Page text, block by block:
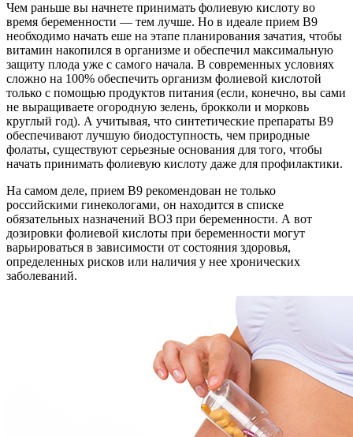
Чем раньше вы начнете принимать фолиевую кислоту во
время беременности — тем лучше. Но в идеале прием В9
необходимо начать еше на этапе планирования зачатия, чтобы
витамин накопился в организме и обеспечил максимальную
защиту плода уже с самого начала. В современных условиях
сложно на 100% обеспечить организм фолиевой кислотой
только с помощью продуктов питания (если, конечно, вы сами
не выращиваете огородную зелень, брокколи и морковь
круглый год). А учитывая, что синтетические препараты В9
обеспечивают лучшую биодоступность, чем природные
фолаты, существуют серьезные основания для того, чтобы
начать принимать фолиевую кислоту даже для профилактики.
На самом деле, прием В9 рекомендован не только
российскими гинекологами, он находится в списке
обязательных назначений ВОЗ при беременности. А вот
дозировки фолиевой кислоты при беременности могут
варьироваться в зависимости от состояния здоровья,
определенных рисков или наличия у нее хронических
заболеваний.